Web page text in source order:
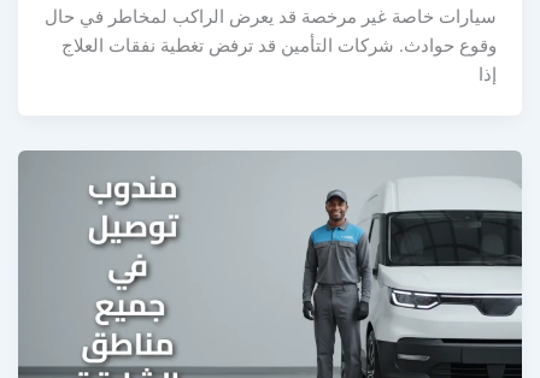
سيارات خاصة غير مرخصة قد يعرض الراكب لمخاطر في حال
وقوع حوادث. شركات التأمين قد ترفض تغطية نفقات العلاج
إذا